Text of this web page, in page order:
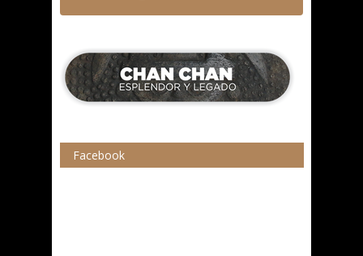
Facebook